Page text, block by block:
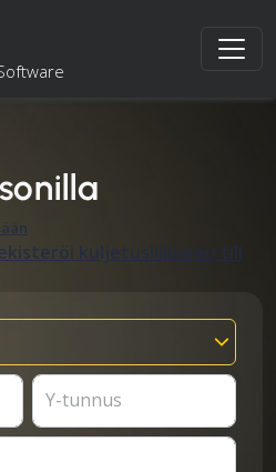
kuljetusliikkeen tili
Y-tunnus